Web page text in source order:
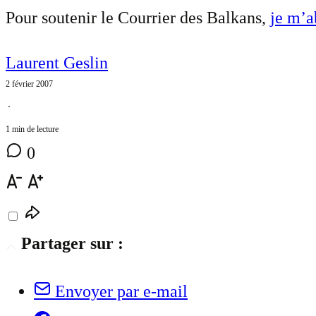
Pour soutenir le Courrier des Balkans, je
Laurent Geslin
2 février 2007
⋅
1 min de lecture
0
Partager sur :
Envoyer par e-mail